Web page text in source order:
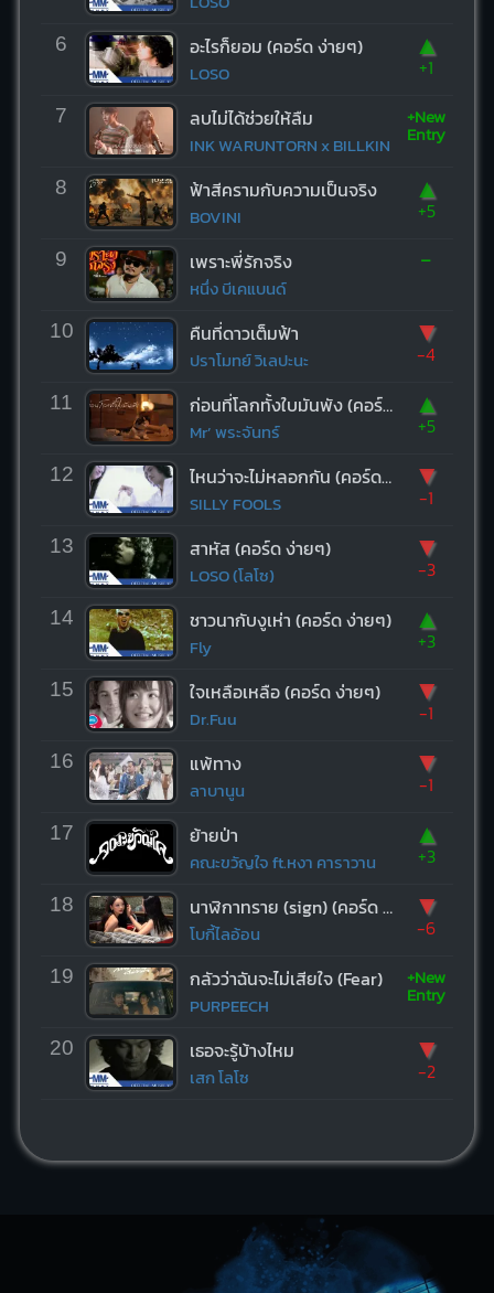
6 อะไรก็ยอม (คอร์ด ง่ายๆ)
LOSO
▲
+1
7 ลบไม่ได้ช่วยให้ลืม
INK WARUNTORN x BILLKIN
+New
Entry
8 ฟ้าสีครามกับความเป็นจริง
BOVINI
▲
+5
9 เพราะพี่รักจริง
หนึ่ง บีเคแบนด์
-
10 คืนที่ดาวเต็มฟ้า
ปราโมทย์ วิเลปะนะ
▼
-4
11 ก่อนที่โลกทั้งใบมันพัง (คอร์ด ง่ายๆ)
Mr’ พระจันทร์
▲
+5
12 ไหนว่าจะไม่หลอกกัน (คอร์ด ง่ายๆ)
SILLY FOOLS
▼
-1
13 สาหัส (คอร์ด ง่ายๆ)
LOSO (โลโซ)
▼
-3
14 ชาวนากับงูเห่า (คอร์ด ง่ายๆ)
Fly
▲
+3
15 ใจเหลือเหลือ (คอร์ด ง่ายๆ)
Dr.Fuu
▼
-1
16 แพ้ทาง
ลาบานูน
▼
-1
17 ย้ายป่า
คณะขวัญใจ ft.หงา คาราวาน
▲
+3
18 นาฬิกาทราย (sign) (คอร์ด ง่ายๆ)
โบกี้ไลอ้อน
▼
-6
19 กลัวว่าฉันจะไม่เสียใจ (Fear)
PURPEECH
+New
Entry
20 เธอจะรู้บ้างไหม
เสก โลโซ
▼
-2